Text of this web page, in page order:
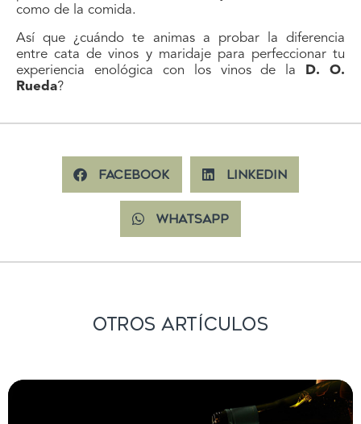
como de la comida.
Así que ¿cuándo te animas a probar la diferencia
entre cata de vinos y maridaje para perfeccionar tu
experiencia enológica con los vinos de la
D. O.
Rueda?
Facebook LinkedIn
WhatsApp
Otros Artículos